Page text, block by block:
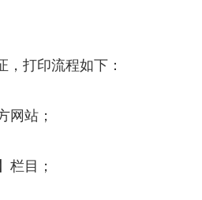
打印流程如下：
网站；
栏目；